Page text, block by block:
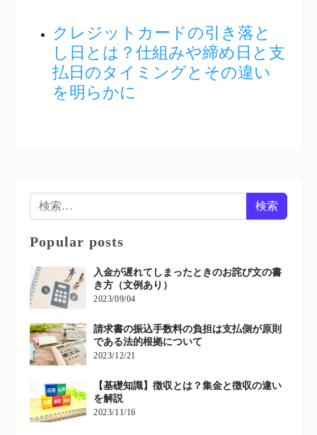
クレジットカードの引き落と
し日とは？仕組みや締め日と支
払日のタイミングとその違い
を明らかに
検索:
Popular posts
入金が遅れてしまったときのお詫び文の書
き方（文例あり）
2023/09/04
請求書の振込手数料の負担は支払側が原則
である法的根拠について
2023/12/21
【基礎知識】徴収とは？集金と徴収の違い
を解説
2023/11/16